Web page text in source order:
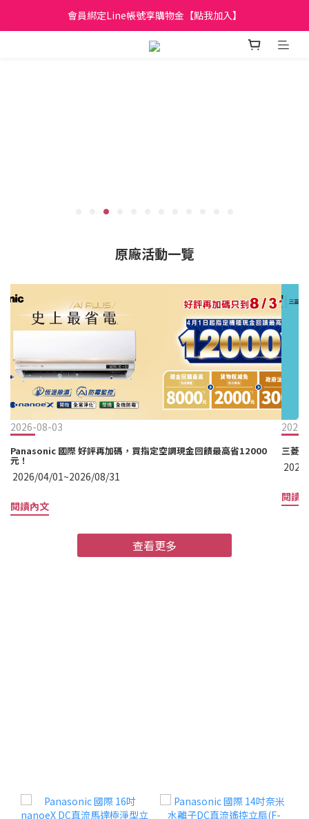
日立家電、國際牌 原廠管制價格 私訊優惠價
全館滿299元免運
日立家電、國際牌 原廠管制價格 私訊優惠價
原廠活動一覽
2026-08-03
Panasonic 國際 好評再加碼，買指定空調現金回饋最高省12000
元！
2026/04/01~2026/08/31
閱讀內文
三菱
閱讀
查看更多